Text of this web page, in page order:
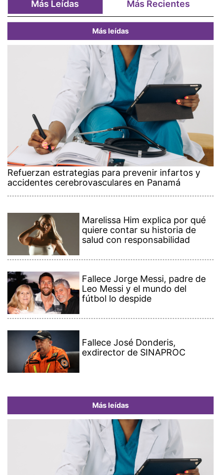
Más Leídas Más Recientes
Más leídas
Refuerzan estrategias para prevenir infartos y
accidentes cerebrovasculares en Panamá
Marelissa Him explica por qué
quiere contar su historia de
salud con responsabilidad
Fallece Jorge Messi, padre de
Leo Messi y el mundo del
fútbol lo despide
Fallece José Donderis,
exdirector de SINAPROC
Más leídas